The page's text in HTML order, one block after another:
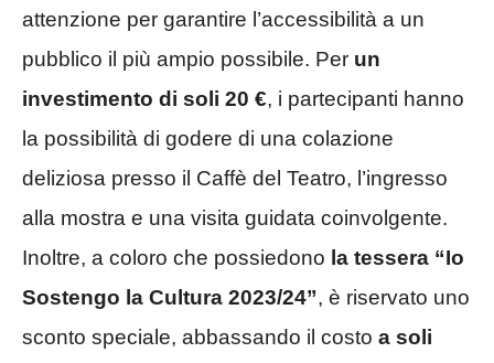
attenzione per garantire l’accessibilità a un
pubblico il più ampio possibile. Per un
investimento di soli 20 €, i partecipanti hanno
la possibilità di godere di una colazione
deliziosa presso il Caffè del Teatro, l’ingresso
alla mostra e una visita guidata coinvolgente.
Inoltre, a coloro che possiedono la tessera “Io
Sostengo la Cultura 2023/24”, è riservato uno
sconto speciale, abbassando il costo a soli